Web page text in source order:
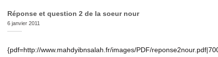
Réponse et question 2 de la soeur nour
6 janvier 2011
{pdf=http://www.mahdyibnsalah.fr/images/PDF/